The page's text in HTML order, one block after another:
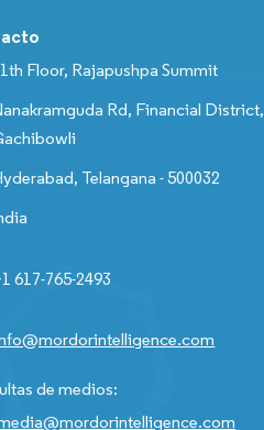
Floor, Rajapushpa Summit
Rd, Financial District,
Telangana - 500032
617-765-2493
de medios: